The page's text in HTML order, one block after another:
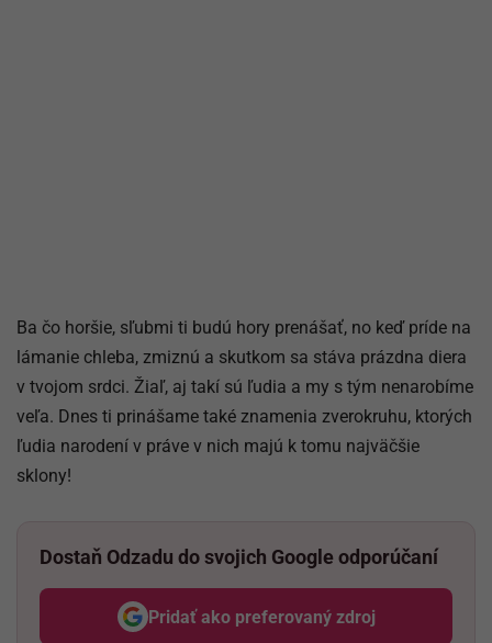
Ba čo horšie, sľubmi ti budú hory prenášať, no keď príde na
lámanie chleba, zmiznú a skutkom sa stáva prázdna diera
v tvojom srdci. Žiaľ, aj takí sú ľudia a my s tým nenarobíme
veľa. Dnes ti prinášame také znamenia zverokruhu, ktorých
ľudia narodení v práve v nich majú k tomu najväčšie
sklony!
Dostaň Odzadu do svojich Google odporúčaní
Pridať ako preferovaný zdroj
Odzadu, odkaz sa otvorí v